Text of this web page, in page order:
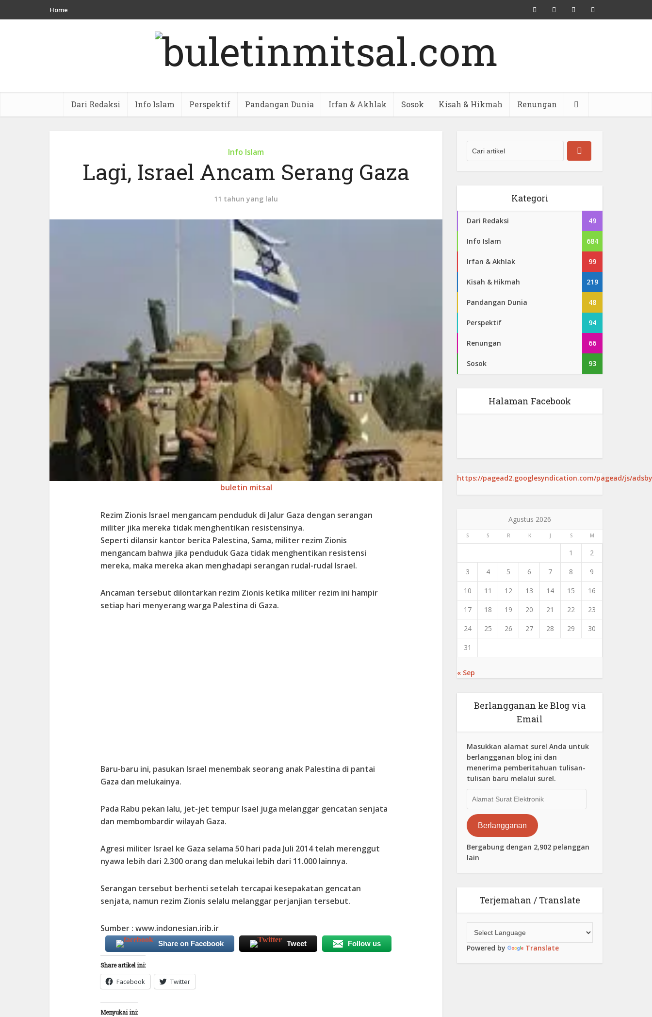
Home
Dari Redaksi Info Islam Perspektif Pandangan Dunia Irfan & Akhlak Sosok Kisah & Hikmah Renungan
Info Islam
Lagi, Israel Ancam Serang Gaza
11 tahun yang lalu
buletin mitsal
Rezim Zionis Israel mengancam penduduk di Jalur Gaza dengan serangan
militer jika mereka tidak menghentikan resistensinya.
Seperti dilansir kantor berita Palestina, Sama, militer rezim Zionis
mengancam bahwa jika penduduk Gaza tidak menghentikan resistensi
mereka, maka mereka akan menghadapi serangan rudal-rudal Israel.
Ancaman tersebut dilontarkan rezim Zionis ketika militer rezim ini hampir
setiap hari menyerang warga Palestina di Gaza.
Baru-baru ini, pasukan Israel menembak seorang anak Palestina di pantai
Gaza dan melukainya.
Pada Rabu pekan lalu, jet-jet tempur Isael juga melanggar gencatan senjata
dan membombardir wilayah Gaza.
Agresi militer Israel ke Gaza selama 50 hari pada Juli 2014 telah merenggut
nyawa lebih dari 2.300 orang dan melukai lebih dari 11.000 lainnya.
Serangan tersebut berhenti setelah tercapai kesepakatan gencatan
senjata, namun rezim Zionis selalu melanggar perjanjian tersebut.
Sumber : www.indonesian.irib.ir
Share on Facebook Tweet Follow us
Share artikel ini:
Facebook Twitter
Menyukai ini:
Kategori
Dari Redaksi 49
Info Islam 684
Irfan & Akhlak 99
Kisah & Hikmah 219
Pandangan Dunia 48
Perspektif 94
Renungan 66
Sosok 93
Halaman Facebook
https://pagead2.googlesyndication.com/pagead/js/
Agustus 2026
S S R K J S M
1 2
3 4 5 6 7 8 9
10 11 12 13 14 15 16
17 18 19 20 21 22 23
24 25 26 27 28 29 30
31
« Sep
Berlangganan ke Blog via
Email
Masukkan alamat surel Anda untuk
berlangganan blog ini dan
menerima pemberitahuan tulisan-
tulisan baru melalui surel.
Surat
Elektronik
Berlangganan
Bergabung dengan 2,902 pelanggan
lain
Terjemahan / Translate
Powered by Translate